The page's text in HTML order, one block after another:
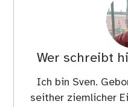
Wer schreibt
Ich bin Sven.
seither ziemlicher